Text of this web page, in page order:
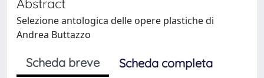
Abstract
Selezione antologica delle opere plastiche di
Andrea Buttazzo
Scheda breve
Scheda completa